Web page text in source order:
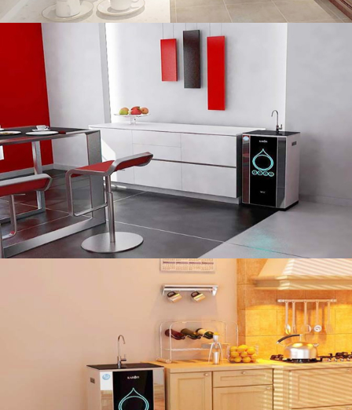
MÁY LỌC NƯỚC KAROFI IRO 2.0
Chi phí khoảng 193 đ/lít